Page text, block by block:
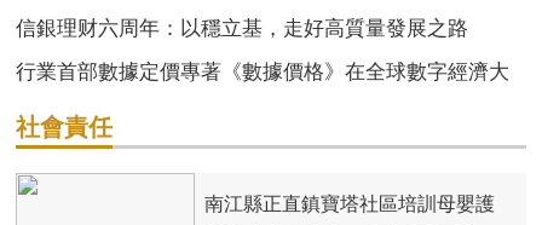
信銀理财六周年：以穩立基，走好高質量發展之路
行業首部數據定價專著《數據價格》在全球數字經濟大
會首發
社會責任
南江縣正直鎮寶塔社區培訓母嬰護